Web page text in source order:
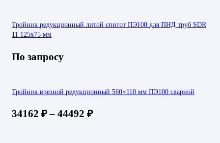
Тройник редукционный литой спигот ПЭ100 для ПНД труб SDR
11 125х75 мм
По запросу
Тройник врезной редукционный 560×110 мм ПЭ100 сварной
34162 ₽– 44492 ₽